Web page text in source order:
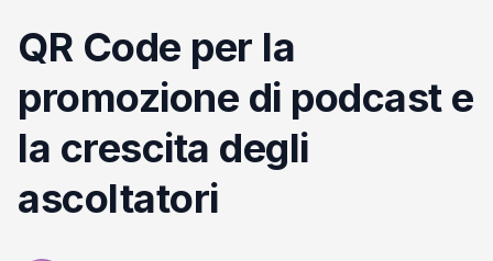
QR Code per la
promozione di podcast e
la crescita degli
ascoltatori